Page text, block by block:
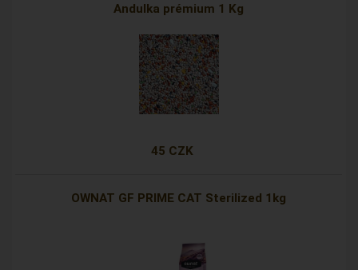
Andulka prémium 1 Kg
45 CZK
OWNAT GF PRIME CAT Sterilized 1kg